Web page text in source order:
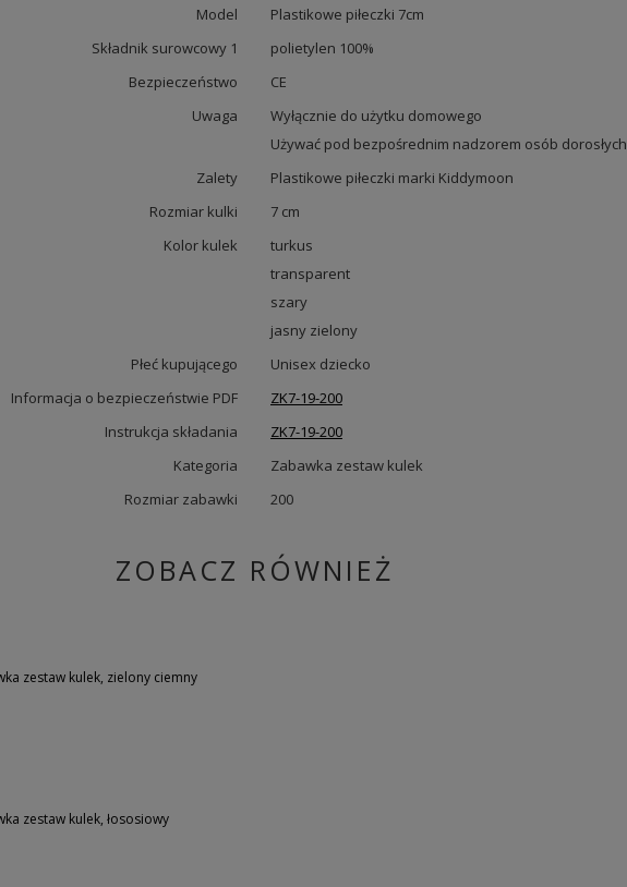
Model
Plastikowe piłeczki 7cm
Składnik surowcowy 1
polietylen 100%
Bezpieczeństwo
CE
Uwaga
Wyłącznie do użytku domowego
Używać pod bezpośrednim nadzorem osób dorosłych
Zalety
Plastikowe piłeczki marki Kiddymoon
Rozmiar kulki
7 cm
Kolor kulek
turkus
transparent
szary
jasny zielony
Płeć kupującego
Unisex dziecko
Informacja o bezpieczeństwie PDF
ZK7-19-200
Instrukcja składania
ZK7-19-200
Kategoria
Zabawka zestaw kulek
Rozmiar zabawki
200
ZOBACZ RÓWNIEŻ
zestaw kulek, zielony ciemny
zestaw kulek, łososiowy